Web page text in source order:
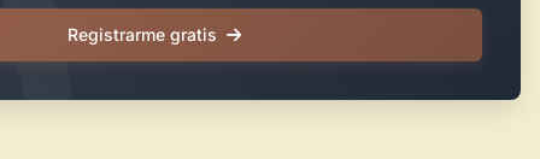
Registrarme gratis